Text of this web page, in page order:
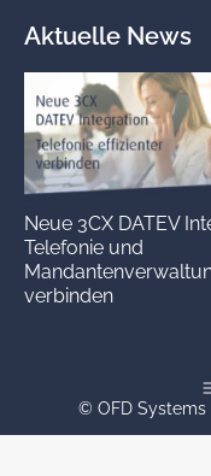
Aktuelle News
Neue 3CX DATEV
Telefonie und
verbinden
© OFD Systems